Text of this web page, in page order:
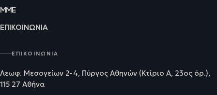
ΜΜΕ
ΕΠΙΚΟΙΝΩΝΊΑ
ΕΠΙΚΟΙΝΩΝΊΑ
Λεωφ. Μεσογείων 2-4, Πύργος Αθηνών (Κτίριο Α, 23ος όρ.),
115 27 Αθήνα